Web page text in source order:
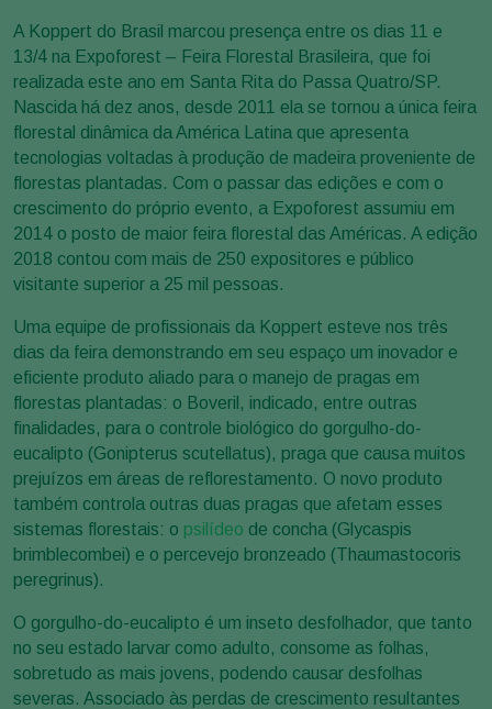
A Koppert do Brasil marcou presença entre os dias 11 e
13/4 na Expoforest – Feira Florestal Brasileira, que foi
realizada este ano em Santa Rita do Passa Quatro/SP.
Nascida há dez anos, desde 2011 ela se tornou a única feira
florestal dinâmica da América Latina que apresenta
tecnologias voltadas à produção de madeira proveniente de
florestas plantadas. Com o passar das edições e com o
crescimento do próprio evento, a Expoforest assumiu em
2014 o posto de maior feira florestal das Américas. A edição
2018 contou com mais de 250 expositores e público
visitante superior a 25 mil pessoas.
Uma equipe de profissionais da Koppert esteve nos três
dias da feira demonstrando em seu espaço um inovador e
eficiente produto aliado para o manejo de pragas em
florestas plantadas: o Boveril, indicado, entre outras
finalidades, para o controle biológico do gorgulho-do-
eucalipto (Gonipterus scutellatus), praga que causa muitos
prejuízos em áreas de reflorestamento. O novo produto
também controla outras duas pragas que afetam esses
sistemas florestais: o psilídeo de concha (Glycaspis
brimblecombei) e o percevejo bronzeado (Thaumastocoris
peregrinus).
O gorgulho-do-eucalipto é um inseto desfolhador, que tanto
no seu estado larvar como adulto, consome as folhas,
sobretudo as mais jovens, podendo causar desfolhas
severas. Associado às perdas de crescimento resultantes